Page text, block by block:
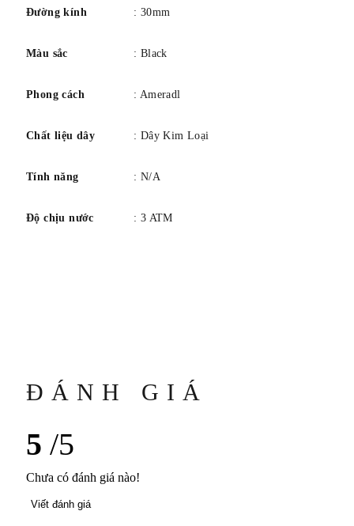
Đường kính : 30mm
Màu sắc : Black
Phong cách : Ameradl
Chất liệu dây : Dây Kim Loại
Tính năng : N/A
Độ chịu nước : 3 ATM
ĐÁNH GIÁ
5 /5
Chưa có đánh giá nào!
Viết đánh giá